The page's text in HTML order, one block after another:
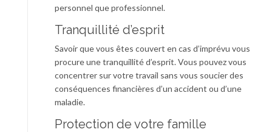
personnel que professionnel.
Tranquillité d’esprit
Savoir que vous êtes couvert en cas d’imprévu vous
procure une tranquillité d’esprit. Vous pouvez vous
concentrer sur votre travail sans vous soucier des
conséquences financières d’un accident ou d’une
maladie.
Protection de votre famille